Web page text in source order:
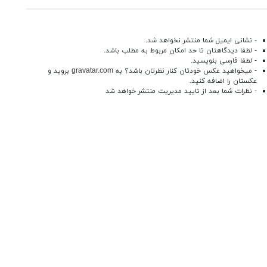
- نشانی ایمیل شما منتشر نخواهد شد.
- لطفا دیدگاهتان تا حد امکان مربوط به مطلب باشد.
- لطفا فارسی بنویسید.
- میخواهید عکس خودتان کنار نظرتان باشد؟ به gravatar.com بروید و
عکستان را اضافه کنید.
- نظرات شما بعد از تایید مدیریت منتشر خواهد شد